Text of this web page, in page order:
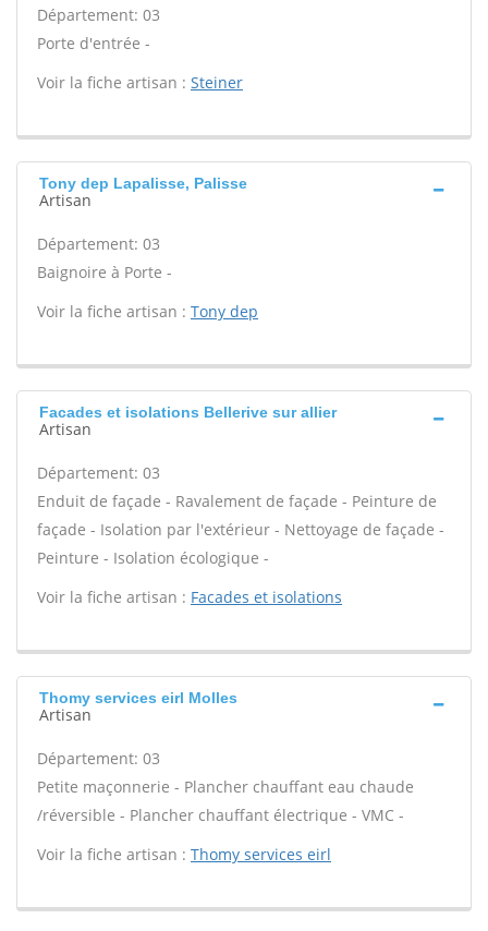
Département: 03
Porte d'entrée -
Voir la fiche artisan : Steiner
Tony dep Lapalisse, Palisse
Artisan
Département: 03
Baignoire à Porte -
Voir la fiche artisan : Tony dep
Facades et isolations Bellerive sur allier
Artisan
Département: 03
Enduit de façade - Ravalement de façade - Peinture de
façade - Isolation par l'extérieur - Nettoyage de façade -
Peinture - Isolation écologique -
Voir la fiche artisan : Facades et isolations
Thomy services eirl Molles
Artisan
Département: 03
Petite maçonnerie - Plancher chauffant eau chaude
/réversible - Plancher chauffant électrique - VMC -
Voir la fiche artisan : Thomy services eirl